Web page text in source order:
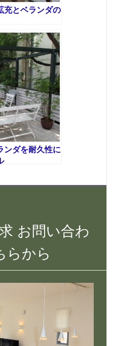
充とベランダの
ンダを耐久性に
お問い合わ
らから